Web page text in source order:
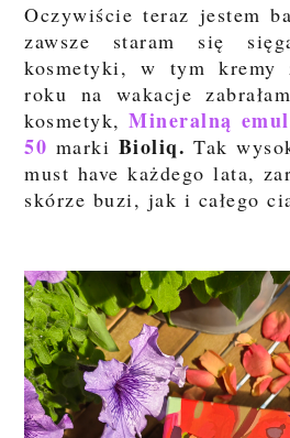
Oczywiście teraz jestem
zawsze staram się
kosmetyki, w tym
roku na wakacje
kosmetyk,Mineralną
50 marki Bioliq.Tak
must have każdego lata,
skórze buzi, jak i całego